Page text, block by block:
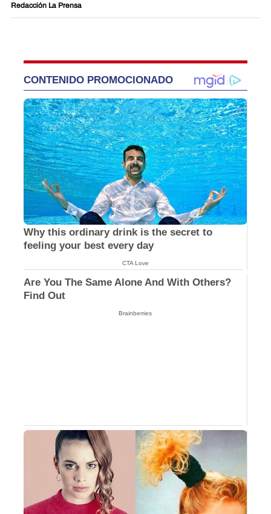
Redacción La Prensa
CONTENIDO PROMOCIONADO
Why this ordinary drink is the secret to
feeling your best every day
CTA Love
Are You The Same Alone And With Others?
Find Out
Brainberries